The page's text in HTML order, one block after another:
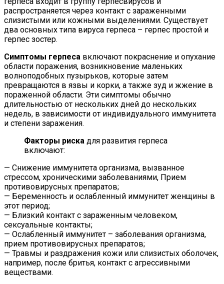
распространяется через контакт с зараженными
слизистыми или кожными выделениями. Существует
два основных типа вируса герпеса – герпес простой и
герпес зостер.
Симптомы герпеса включают покраснение и опухание
области поражения, возникновение маленьких
волноподобных пузырьков, которые затем
превращаются в язвы и корки, а также зуд и жжение в
пораженной области. Эти симптомы обычно
длительностью от нескольких дней до нескольких
недель, в зависимости от индивидуального иммунитета
и степени заражения.
Факторы риска для развития герпеса
включают:
— Снижение иммунитета организма, вызванное
стрессом, хроническими заболеваниями, Прием
противовирусных препаратов;
— Беременность и ослабленный иммунитет женщины в
этот период;
— Близкий контакт с зараженным человеком,
сексуальные контакты;
— Ослабленный иммунитет – заболевания организма,
прием противовирусных препаратов;
— Травмы и раздражения кожи или слизистых оболочек,
например, после бритья, контакт с агрессивными
веществами.